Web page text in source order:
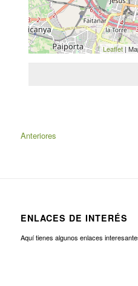
Leaflet |
Anteriores
ENLACES DE INTERÉS
Aquí tienes algunos enlaces